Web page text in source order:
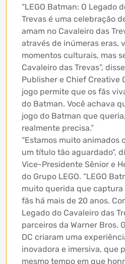
“LEGO Batman: O Legado
Trevas é uma celebração
amam no Cavaleiro das
através de inúmeras eras,
momentos culturais, mas
Cavaleiro das Trevas”,
Publisher e Chief Creative
jogo permite que os fãs
do Batman. Você achava
jogo do Batman que
realmente precisa.”
“Estamos muito animados
um título tão aguardado”,
Vice-Presidente Sênior e
do Grupo LEGO. “LEGO
muito querida que captura
fãs há mais de 20 anos.
Legado do Cavaleiro das
parceiros da Warner Bros.
DC criaram uma
inovadora e imersiva, que
mesmo tempo em que